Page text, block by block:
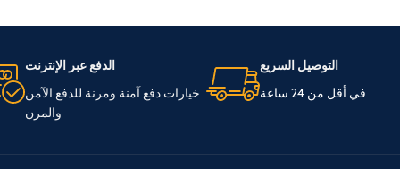
التوصيل السريع
في أقل من 24 ساعة
الدفع عبر الإنترنت
خيارات دفع آمنة ومرنة للدفع الآمن
والمرن